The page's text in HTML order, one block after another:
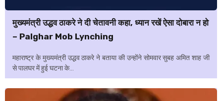
मुख्‍यमंत्री उद्धव ठाकरे ने दी चेतावनी कहा, ध्‍यान रखें ऐसा दोबारा न हो
– Palghar Mob Lynching
महाराष्ट्र के मुख्‍यमंत्री उद्धव ठाकरे ने बताया की उन्‍होंने सोमवार सुबह अमित शाह जी
से पालघर में हुई घटना के...